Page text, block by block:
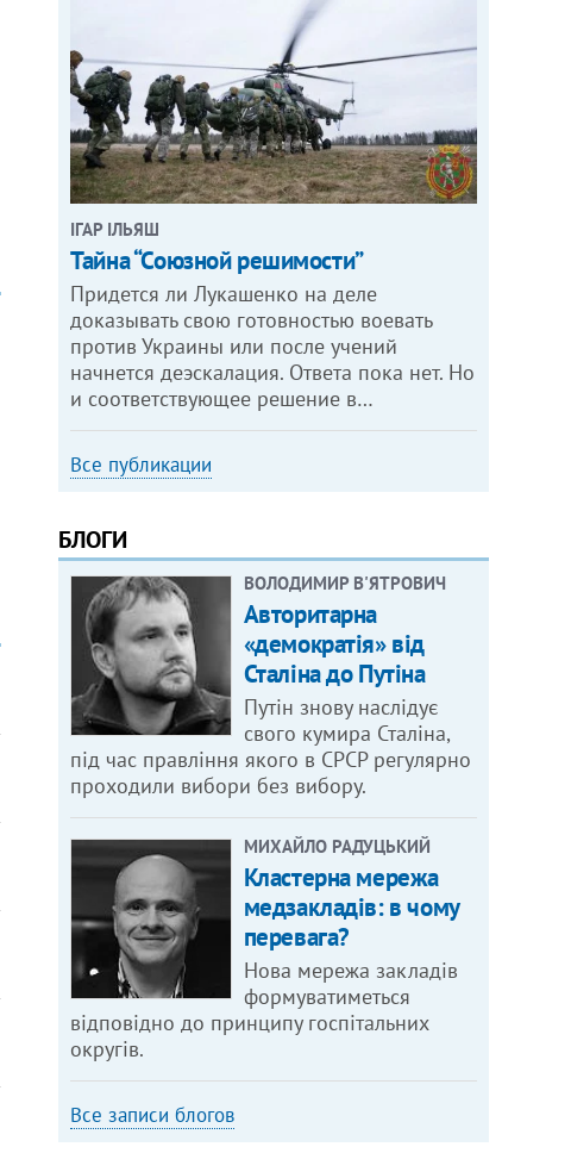
ІГАР ІЛЬЯШ
Тайна “Союзной решимости”
Придется ли Лукашенко на деле
доказывать свою готовностью воевать
против Украины или после учений
начнется деэскалация. Ответа пока нет. Но
и соответствующее решение в…
Все публикации
БЛОГИ
ВОЛОДИМИР В'ЯТРОВИЧ
Авторитарна
«демократія» від
Сталіна до Путіна
Путін знову наслідує
свого кумира Сталіна,
під час правління якого в СРСР регулярно
проходили вибори без вибору.
МИХАЙЛО РАДУЦЬКИЙ
Кластерна мережа
медзакладів: в чому
перевага?
Нова мережа закладів
формуватиметься
відповідно до принципу госпітальних
округів.
Все записи блогов